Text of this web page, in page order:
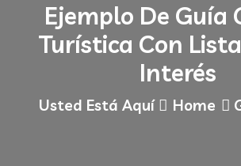
Ejemplo De Guía
Turística Con
Interés
Usted Está Aquí Home